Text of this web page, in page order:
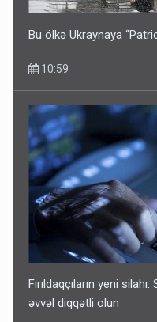
Bu ölkə Ukraynaya
10:59
Fırıldaqçıların yeni
əvvəl diqqətli olun